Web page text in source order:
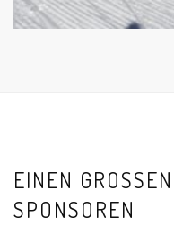
EINEN
PONSOREN